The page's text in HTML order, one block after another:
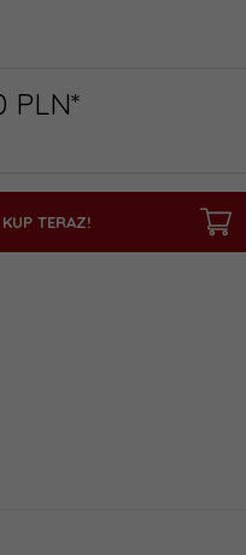
PLN*
KUP TERAZ!